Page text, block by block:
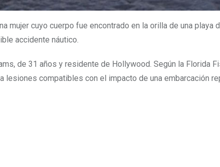
mujer cuyo cuerpo fue encontrado en la orilla de una playa
accidente náutico.
de 31 años y residente de Hollywood. Según la Florida
lesiones compatibles con el impacto de una embarcación